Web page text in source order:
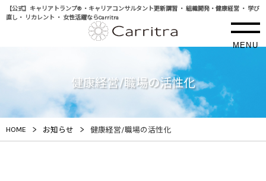
【公式】キャリアトランプ® ・キャリアコンサルタント更新講習 ・ 組織開発・健康経営 ・ 学び
直し・ リカレント ・ 女性活躍ならCarritra
MENU
健康経営/職場の活性化
HOME > お知らせ > 健康経営/職場の活性化